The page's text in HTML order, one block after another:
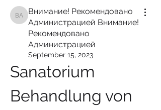
Внимание! Рекомендовано Администрацией
Внимание! Рекомендовано
Администрацией Внимание!
Рекомендовано
Администрацией
September 15, 2023
Sanatorium
Behandlung von